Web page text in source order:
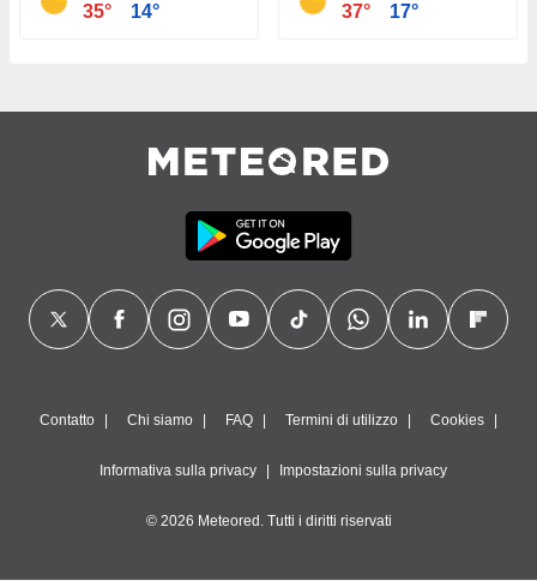
35° 14° 37° 17°
Contatto Chi siamo FAQ Termini di utilizzo Cookies
Informativa sulla privacy Impostazioni sulla privacy
© 2026 Meteored. Tutti i diritti riservati